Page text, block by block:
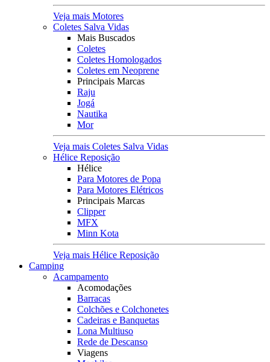
Veja mais Motores
Coletes Salva Vidas
Mais Buscados
Coletes
Coletes Homologados
Coletes em Neoprene
Principais Marcas
Raju
Jogá
Nautika
Mor
Veja mais Coletes Salva Vidas
Hélice Reposição
Hélice
Para Motores de Popa
Para Motores Elétricos
Principais Marcas
Clipper
MFX
Minn Kota
Veja mais Hélice Reposição
Camping
Acampamento
Acomodações
Barracas
Colchões e Colchonetes
Cadeiras e Banquetas
Lona Multiuso
Rede de Descanso
Viagens